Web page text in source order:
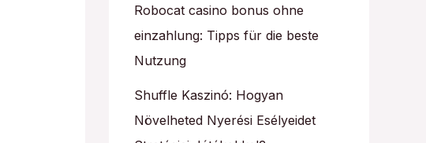
Robocat casino bonus ohne
einzahlung: Tipps für die beste
Nutzung
Shuffle Kaszinó: Hogyan
Növelheted Nyerési Esélyeidet